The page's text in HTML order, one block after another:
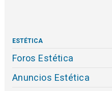
ESTÉTICA
Foros Estética
Anuncios Estética